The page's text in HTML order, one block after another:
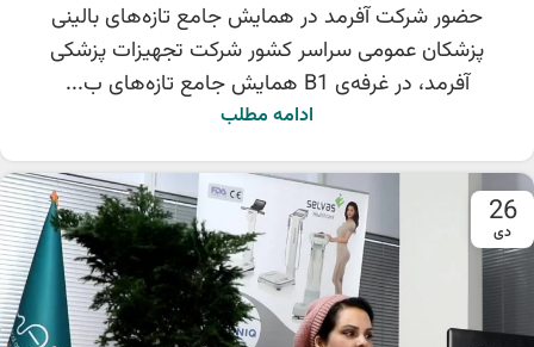
حضور شرکت آفرمد در همایش جامع تازه‌های بالینی
پزشکان عمومی سراسر کشور شرکت تجهیزات پزشکی
آفرمد، در غرفه‌ی B1 همایش جامع تازه‌های ب...
ادامه مطلب
26
دی